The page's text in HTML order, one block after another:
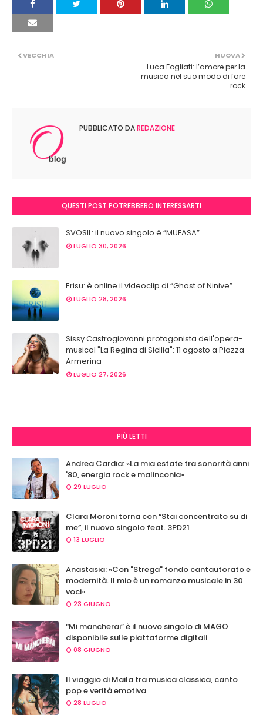
NUOVA
Luca Fogliati: l’amore per la
musica nel suo modo di fare
rock
VECCHIA
PUBBLICATO DAREDAZIONE
QUESTI POST POTREBBERO INTERESSARTI
SVOSIL: il nuovo singolo è “MUFASA”
LUGLIO 30, 2026
Erisu: è online il videoclip di “Ghost of Ninive”
LUGLIO 28, 2026
Sissy Castrogiovanni protagonista dell'opera-
musical "La Regina di Sicilia": 11 agosto a Piazza
Armerina
LUGLIO 27, 2026
PIÙ LETTI
Andrea Cardia: «La mia estate tra sonorità anni
'80, energia rock e malinconia»
29 LUGLIO
Clara Moroni torna con “Stai concentrato su di
me”, il nuovo singolo feat. 3PD21
13 LUGLIO
Anastasia: «Con "Strega" fondo cantautorato e
modernità. Il mio è un romanzo musicale in 30
voci»
23 GIUGNO
“Mi mancherai” è il nuovo singolo di MAGO
disponibile sulle piattaforme digitali
08 GIUGNO
Il viaggio di Maila tra musica classica, canto
pop e verità emotiva
28 LUGLIO